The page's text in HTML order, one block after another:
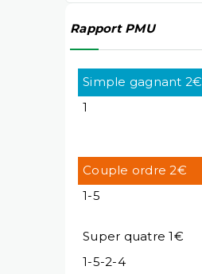
Rapport PMU
Simple gagnant 2€
1
Couple ordre 2€
1-5
Super quatre 1€
1-5-2-4